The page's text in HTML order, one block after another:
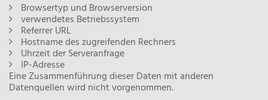
Browsertyp und Browserversion
verwendetes Betriebssystem
Referrer URL
Hostname des zugreifenden Rechners
Uhrzeit der Serveranfrage
IP-Adresse
Eine Zusammenführung dieser Daten mit anderen
Datenquellen wird nicht vorgenommen.